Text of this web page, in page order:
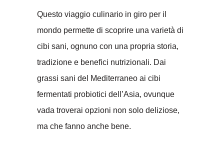
Questo viaggio culinario in giro per il
mondo permette di scoprire una varietà di
cibi sani, ognuno con una propria storia,
tradizione e benefici nutrizionali. Dai
grassi sani del Mediterraneo ai cibi
fermentati probiotici dell’Asia, ovunque
vada troverai opzioni non solo deliziose,
ma che fanno anche bene.